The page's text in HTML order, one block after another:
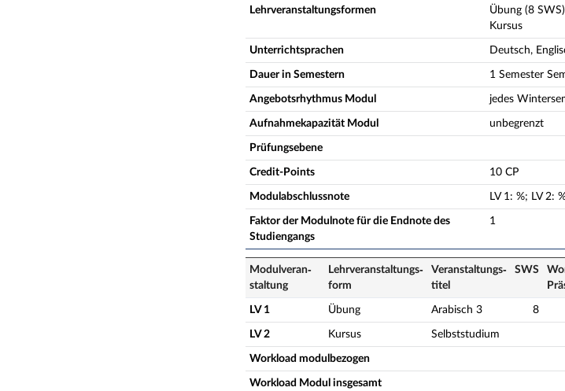
Lehrveranstaltungsformen
Übung (8 SWS)
Kursus
Unterrichtsprachen Deutsch,
Dauer in Semestern 1 Semester
Angebotsrhythmus Modul jedes
Aufnahmekapazität Modul unbegrenzt
Prüfungsebene
Credit-Points 10 CP
Modulabschlussnote LV 1: %; LV 2:
Faktor der Modulnote für die Endnote des
Studiengangs
1
Modulveran­
staltung
Lehrveranstaltungs­
form
Veranstaltungs­
titel
SWS
LV 1 Übung Arabisch 3 8
LV 2 Kursus Selbststudium
Workload modulbezogen
Workload Modul insgesamt